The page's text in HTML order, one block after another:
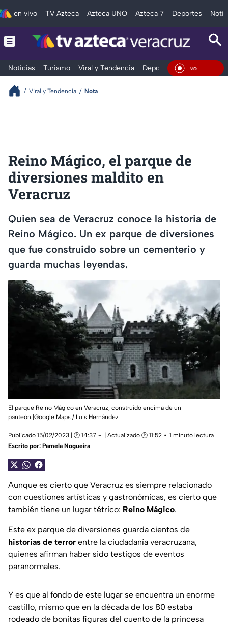
en vivo TV Azteca Azteca UNO Azteca 7 Deportes
Noticias Turismo Viral y Tendencia Deportes Espectáculos
En
Viral y Tendencia Nota
Reino Mágico, el parque de
diversiones maldito en
Veracruz
Quien sea de Veracruz conoce la historia de
Reino Mágico. Un ex parque de diversiones
que fue construido sobre un cementerio y
guarda muchas leyendas.
El parque Reino Mágico en Veracruz, construido encima de un
panteón.|Google Maps / Luis Hernández
Publicado 15/02/2023 | 🕑 14:37 | Actualizado 🕑 11:52
1 minuto lectura
Escrito por: Pamela Nogueira
Aunque es cierto que Veracruz es siempre relacionado
con cuestiones artísticas y gastronómicas, es cierto que
también tiene un lugar tétrico: Reino Mágico.
Este ex parque de diversiones guarda cientos de
historias de terror entre la ciudadanía veracruzana,
quienes afirman haber sido testigos de eventos
paranormales.
Y es que al fondo de este lugar se encuentra un enorme
castillo, mismo que en la década de los 80 estaba
rodeado de bonitas figuras del cuento de la princesa